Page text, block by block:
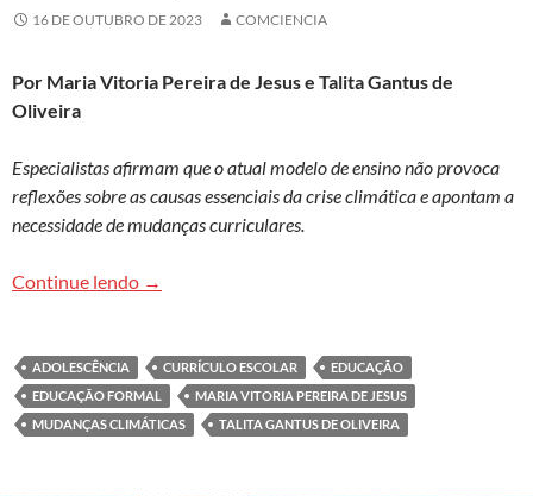
16 DE OUTUBRO DE 2023 COMCIENCIA
Por Maria Vitoria Pereira de Jesus e Talita Gantus de
Oliveira
Especialistas afirmam que o atual modelo de ensino não provoca
reflexões sobre as causas essenciais da crise climática e apontam a
necessidade de mudanças curriculares.
Continue lendo Jovens terão de agir para mitigar efeitos das
→
ADOLESCÊNCIA CURRÍCULO ESCOLAR
EDUCAÇÃO
EDUCAÇÃO FORMAL
MARIA VITORIA PEREIRA DE JESUS
MUDANÇAS CLIMÁTICAS
TALITA GANTUS DE OLIVEIRA